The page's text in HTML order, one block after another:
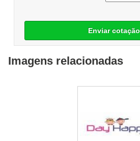
Enviar cotação
Imagens relacionadas